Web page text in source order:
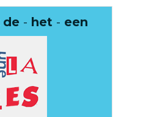
de - het - een